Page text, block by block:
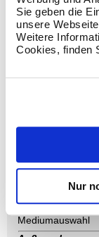
Sie geben die
unsere
Weitere
Cookies, finden
Nur
Wärmestrom:
Auswahl der
Wärmestrom soll
Rohrmaterial
Warme Seite
Mediumauswahl